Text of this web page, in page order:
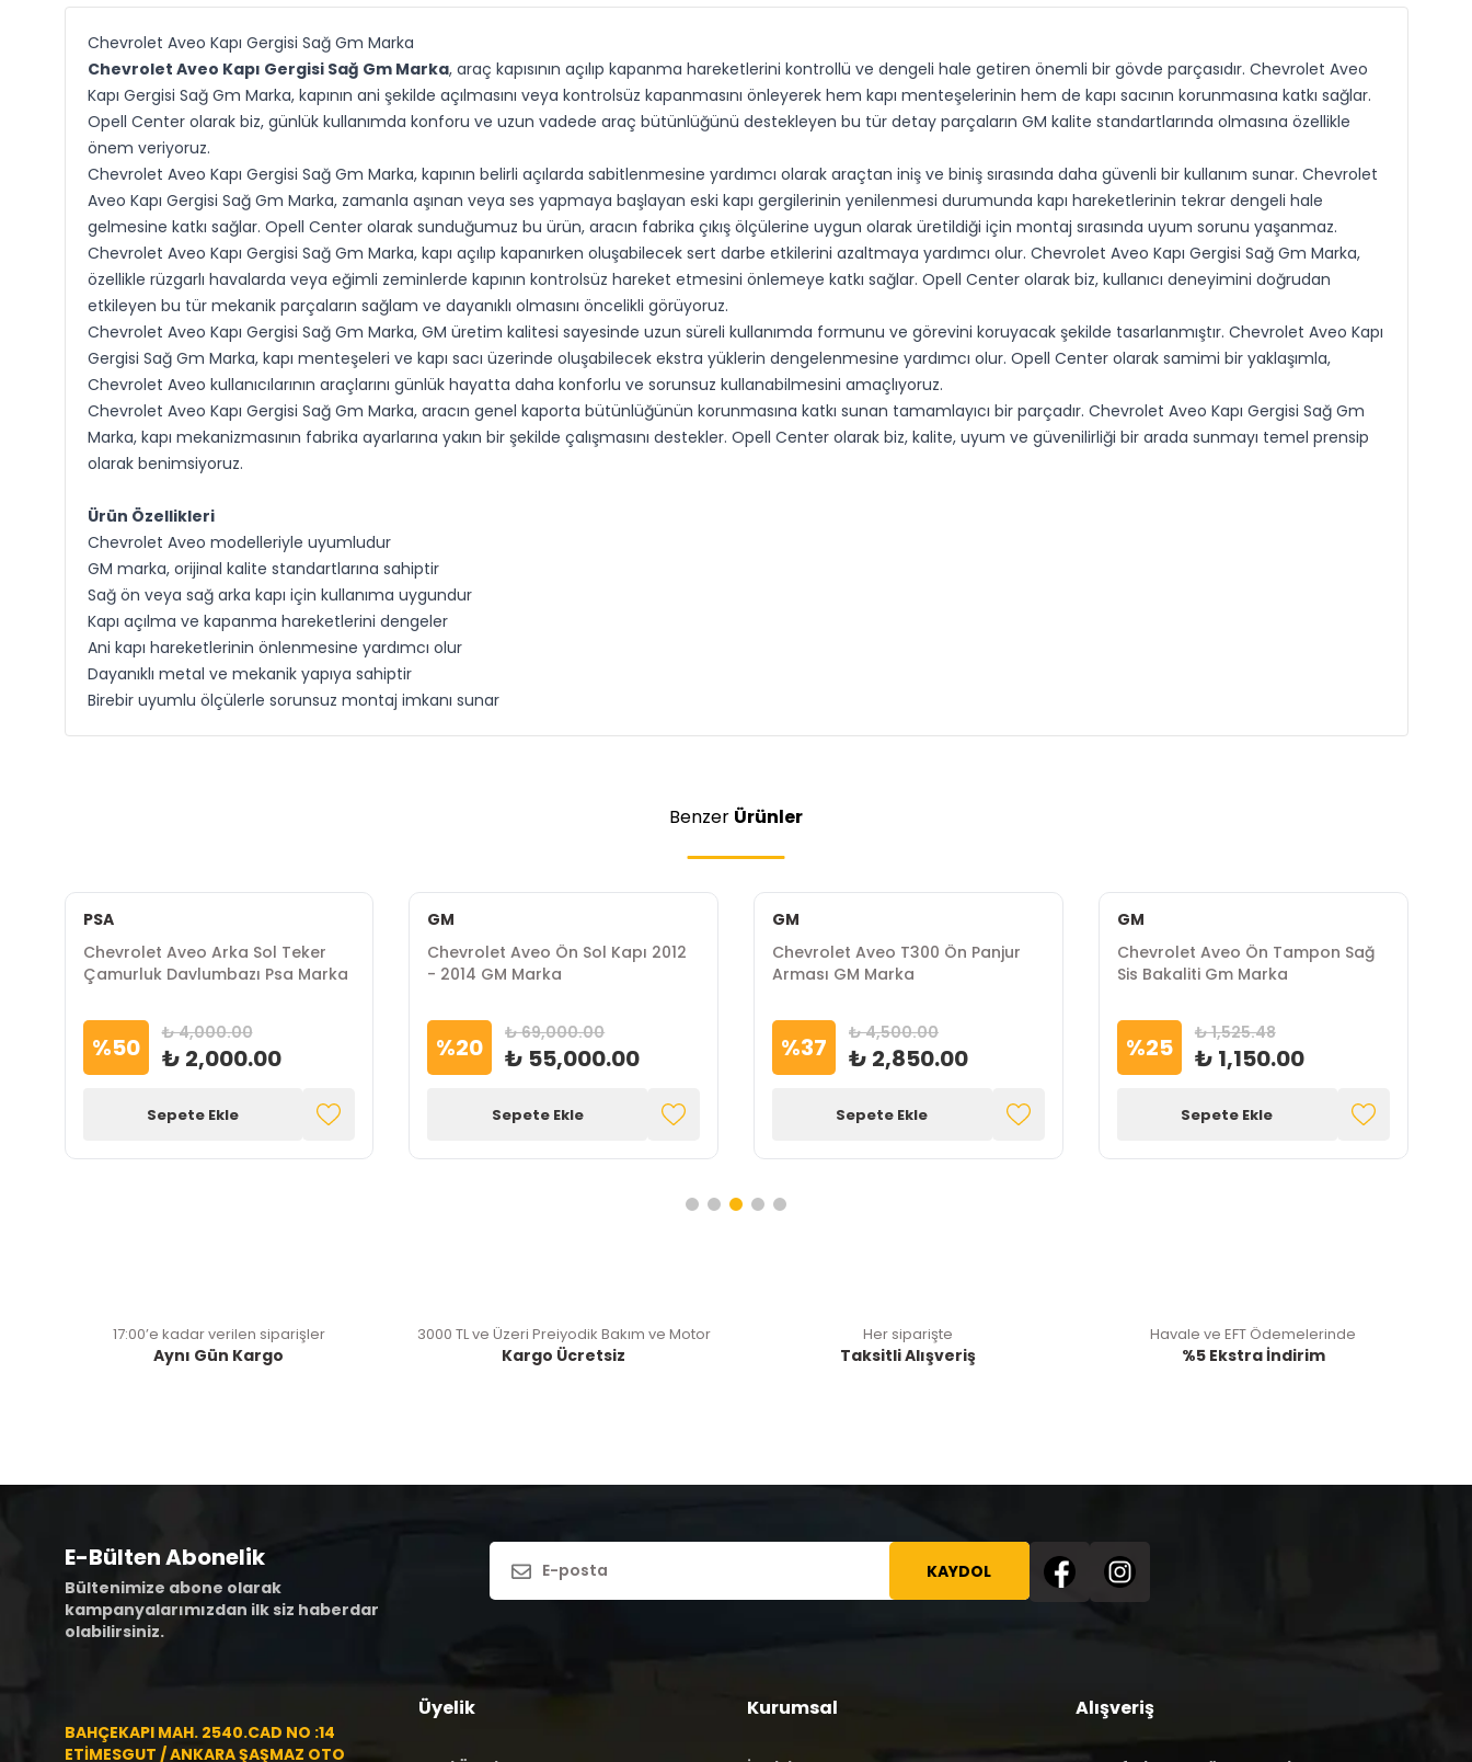
Chevrolet Aveo Kapı Gergisi Sağ Gm Marka
Chevrolet Aveo Kapı Gergisi Sağ Gm Marka, araç kapısının açılıp kapanma hareketlerini kontrollü ve dengeli hale getiren önemli bir gövde parçasıdır. Chevrolet Aveo
Kapı Gergisi Sağ Gm Marka, kapının ani şekilde açılmasını veya kontrolsüz kapanmasını önleyerek hem kapı menteşelerinin hem de kapı sacının korunmasına katkı sağlar.
Opell Center olarak biz, günlük kullanımda konforu ve uzun vadede araç bütünlüğünü destekleyen bu tür detay parçaların GM kalite standartlarında olmasına özellikle
önem veriyoruz.
Chevrolet Aveo Kapı Gergisi Sağ Gm Marka, kapının belirli açılarda sabitlenmesine yardımcı olarak araçtan iniş ve biniş sırasında daha güvenli bir kullanım sunar. Chevrolet
Aveo Kapı Gergisi Sağ Gm Marka, zamanla aşınan veya ses yapmaya başlayan eski kapı gergilerinin yenilenmesi durumunda kapı hareketlerinin tekrar dengeli hale
gelmesine katkı sağlar. Opell Center olarak sunduğumuz bu ürün, aracın fabrika çıkış ölçülerine uygun olarak üretildiği için montaj sırasında uyum sorunu yaşanmaz.
Chevrolet Aveo Kapı Gergisi Sağ Gm Marka, kapı açılıp kapanırken oluşabilecek sert darbe etkilerini azaltmaya yardımcı olur. Chevrolet Aveo Kapı Gergisi Sağ Gm Marka,
özellikle rüzgarlı havalarda veya eğimli zeminlerde kapının kontrolsüz hareket etmesini önlemeye katkı sağlar. Opell Center olarak biz, kullanıcı deneyimini doğrudan
etkileyen bu tür mekanik parçaların sağlam ve dayanıklı olmasını öncelikli görüyoruz.
Chevrolet Aveo Kapı Gergisi Sağ Gm Marka, GM üretim kalitesi sayesinde uzun süreli kullanımda formunu ve görevini koruyacak şekilde tasarlanmıştır. Chevrolet Aveo Kapı
Gergisi Sağ Gm Marka, kapı menteşeleri ve kapı sacı üzerinde oluşabilecek ekstra yüklerin dengelenmesine yardımcı olur. Opell Center olarak samimi bir yaklaşımla,
Chevrolet Aveo kullanıcılarının araçlarını günlük hayatta daha konforlu ve sorunsuz kullanabilmesini amaçlıyoruz.
Chevrolet Aveo Kapı Gergisi Sağ Gm Marka, aracın genel kaporta bütünlüğünün korunmasına katkı sunan tamamlayıcı bir parçadır. Chevrolet Aveo Kapı Gergisi Sağ Gm
Marka, kapı mekanizmasının fabrika ayarlarına yakın bir şekilde çalışmasını destekler. Opell Center olarak biz, kalite, uyum ve güvenilirliği bir arada sunmayı temel prensip
olarak benimsiyoruz.
Ürün Özellikleri
Chevrolet Aveo modelleriyle uyumludur
GM marka, orijinal kalite standartlarına sahiptir
Sağ ön veya sağ arka kapı için kullanıma uygundur
Kapı açılma ve kapanma hareketlerini dengeler
Ani kapı hareketlerinin önlenmesine yardımcı olur
Dayanıklı metal ve mekanik yapıya sahiptir
Birebir uyumlu ölçülerle sorunsuz montaj imkanı sunar
Benzer Ürünler
PSA
Chevrolet Aveo Arka Sol Teker
Çamurluk Davlumbazı Psa Marka
%50 ₺ 4,000.00
₺ 2,000.00
Sepete Ekle
GM
Chevrolet Aveo Ön Sol Kapı 2012
- 2014 GM Marka
%20 ₺ 69,000.00
₺ 55,000.00
Sepete Ekle
GM
Chevrolet Aveo T300 Ön Panjur
Arması GM Marka
%37 ₺ 4,500.00
₺ 2,850.00
Sepete Ekle
GM
Chevrolet Aveo Ön Tampon Sağ
Sis Bakaliti Gm Marka
%25 ₺ 1,525.48
₺ 1,150.00
Sepete Ekle
17:00’e kadar verilen siparişler
Aynı Gün Kargo
3000 TL ve Üzeri Preiyodik Bakım ve Motor
Kargo Ücretsiz
Her siparişte
Taksitli Alışveriş
Havale ve EFT Ödemelerinde
%5 Ekstra İndirim
E-Bülten Abonelik
Bültenimize abone olarak
kampanyalarımızdan ilk siz haberdar
olabilirsiniz.
KAYDOL
BAHÇEKAPI MAH. 2540.CAD NO :14
ETİMESGUT / ANKARA ŞAŞMAZ OTO
Üyelik Kurumsal Alışveriş